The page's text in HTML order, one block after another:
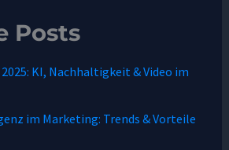
Posts
KI, Nachhaltigkeit & Video im
im Marketing: Trends & Vorteile